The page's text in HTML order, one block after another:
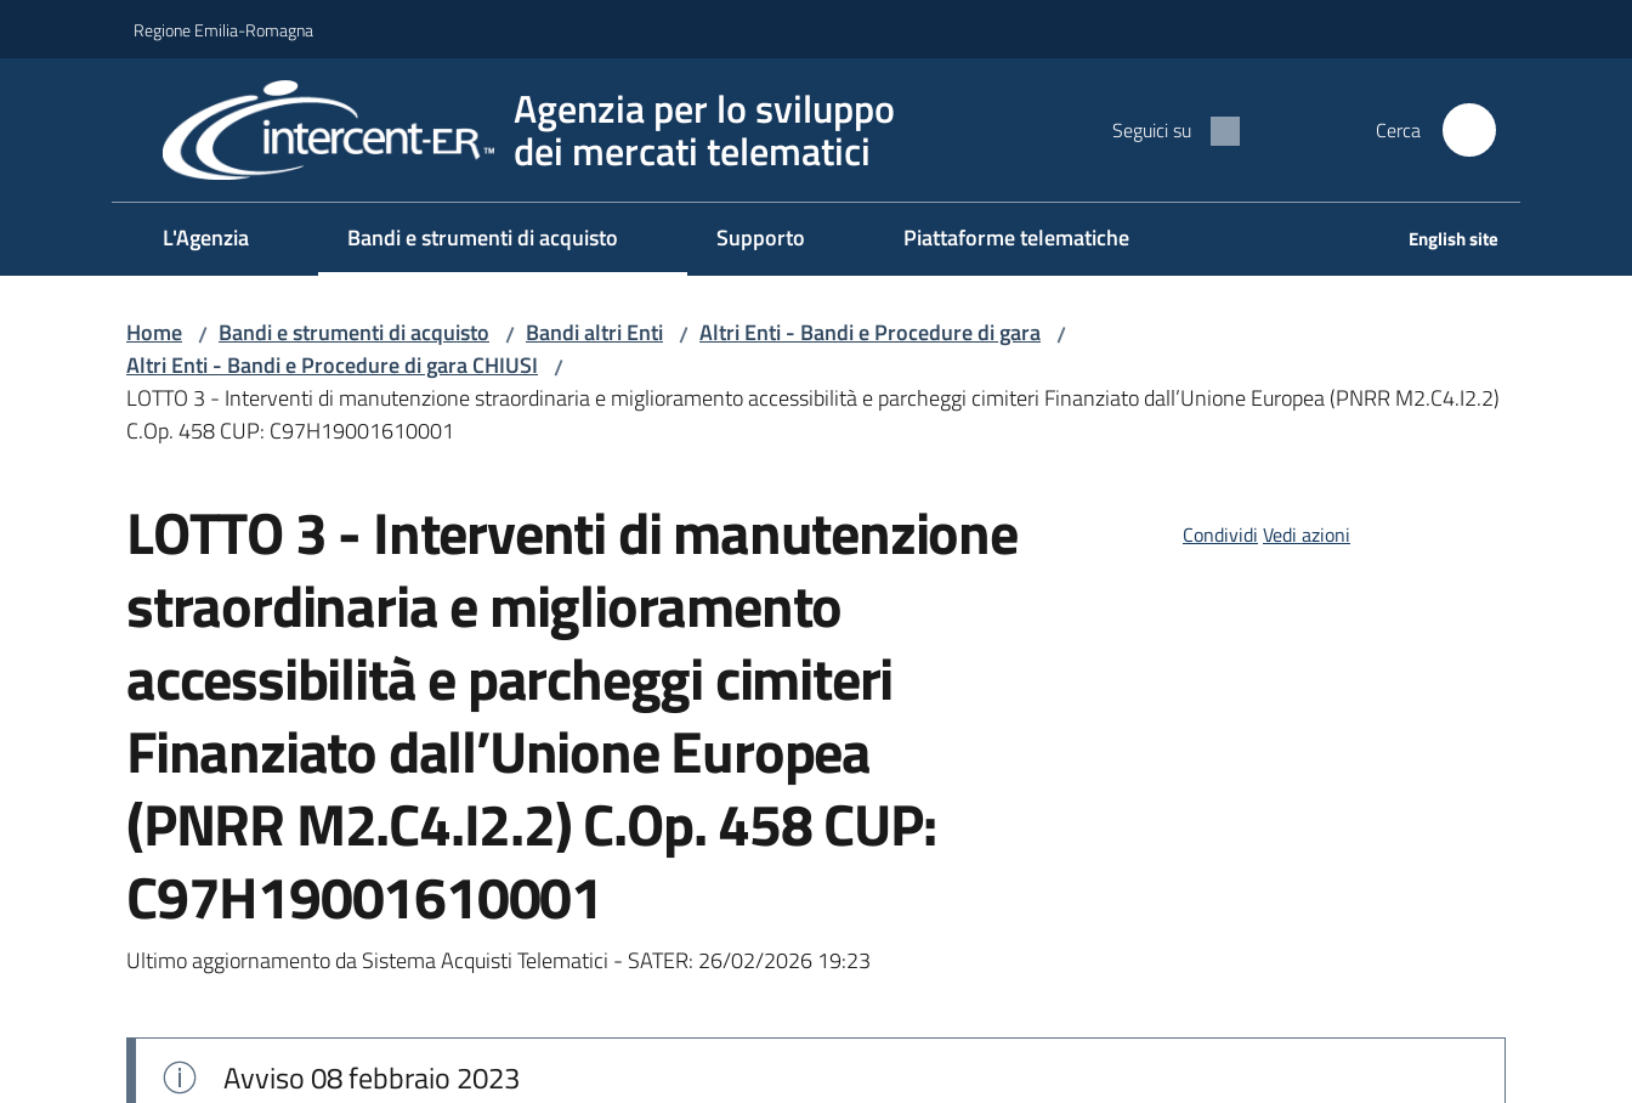
Regione Emilia-Romagna
Agenzia per lo sviluppo
dei mercati telematici Seguici su Cerca
L'Agenzia Bandi e strumenti di acquisto Supporto Piattaforme telematiche English site
Home / Bandi e strumenti di acquisto / Bandi altri Enti / Altri Enti - Bandi e Procedure di gara /
Altri Enti - Bandi e Procedure di gara CHIUSI /
LOTTO 3 - Interventi di manutenzione straordinaria e miglioramento accessibilità e parcheggi cimiteri Finanziato dall’Unione Europea (PNRR M2.C4.I2.2)
C.Op. 458 CUP: C97H19001610001
LOTTO 3 - Interventi di manutenzione
straordinaria e miglioramento
accessibilità e parcheggi cimiteri
Finanziato dall’Unione Europea
(PNRR M2.C4.I2.2) C.Op. 458 CUP:
C97H19001610001
Ultimo aggiornamento da Sistema Acquisti Telematici - SATER: 26/02/2026 19:23
Condividi Vedi azioni
Avviso08 febbraio 2023